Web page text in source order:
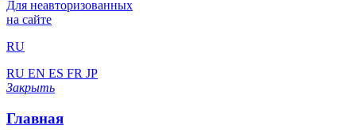
Для неавторизованных
на сайте
RU
RU EN ES FR JP
Закрыть
Главная